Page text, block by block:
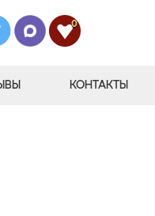
0
КОНТАКТЫ